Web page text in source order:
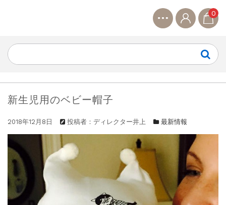
0
新生児用のベビー帽子
2018年12月8日 投稿者：ディレクター井上 最新情報